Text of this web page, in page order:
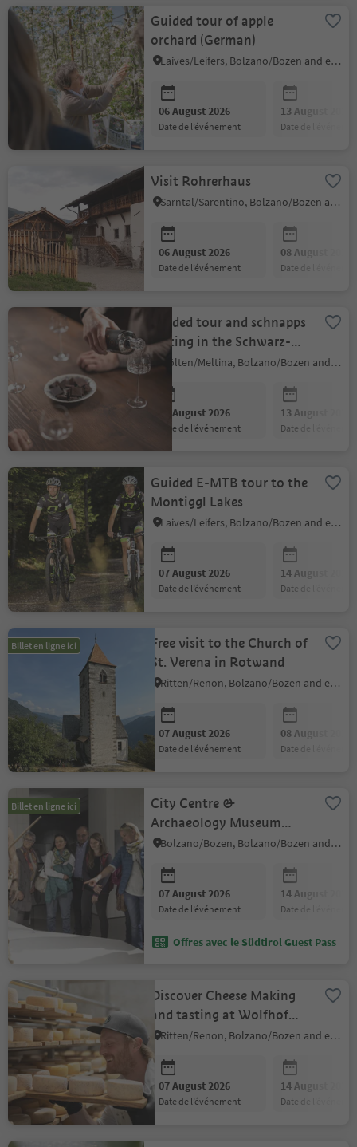
Guided tour of apple
orchard (German)
Laives/Leifers, Bolzano/Bozen and environs
06 August 2026
date de l’événement
13 August 2026
date de
Visit Rohrerhaus
Sarntal/Sarentino, Bolzano/Bozen and environs
06 August 2026
date de l’événement
08 August 2026
date de
Guided tour and schnapps
tasting in the Schwarz-
Brennerei distillery
Mölten/Meltina, Bolzano/Bozen and environs
06 August 2026
date de l’événement
13 August 2026
date de
Guided E-MTB tour to the
Montiggl Lakes
Laives/Leifers, Bolzano/Bozen and environs
07 August 2026
date de l’événement
14 August 2026
date de
Billet en ligne ici
Free visit to the Church of
St. Verena in Rotwand
Ritten/Renon, Bolzano/Bozen and environs
07 August 2026
date de l’événement
08 August 2026
date de
Billet en ligne ici
City Centre &
Archaeology Museum
Tour with Ötzi (entrance
Bolzano/Bozen, Bolzano/Bozen and environs
07 August 2026
date de l’événement
14 August 2026
date de
Offres avec le Südtirol Guest Pass
Discover Cheese Making
and tasting at Wolfhof
Farm dairy
Ritten/Renon, Bolzano/Bozen and environs
07 August 2026
date de l’événement
14 August 2026
date de